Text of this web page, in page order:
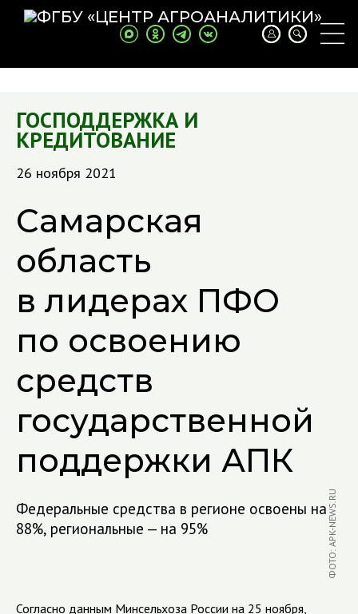
ГОСПОДДЕРЖКА И
КРЕДИТОВАНИЕ
26 ноября 2021
Самарская
область
в лидерах ПФО
по освоению
средств
государственной
поддержки АПК
Федеральные средства в регионе освоены на
88%, региональные — на 95%
ФОТО: APK-NEWS.RU
Согласно данным Минсельхоза России на 25 ноября,